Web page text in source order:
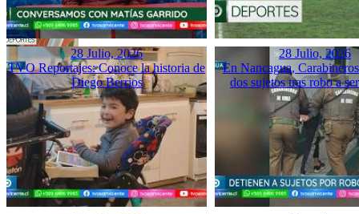
28 Julio, 2026
TVO Reportajes: Conoce la historia de
Diego Berrios
28 Julio, 2026
En Nancagua,
dos sujetos tras robo a